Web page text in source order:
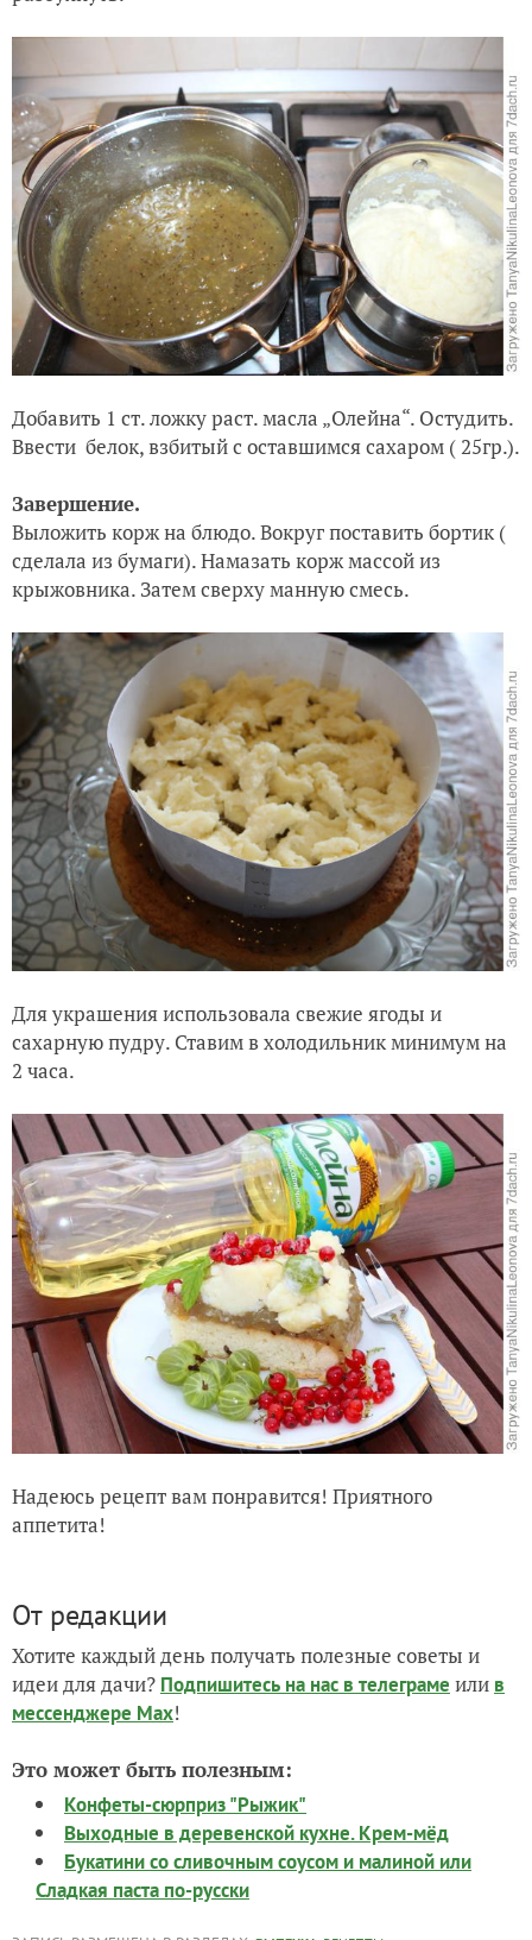
Добавить 1 ст. ложку раст. масла „Олейна“. Остудить.
Ввести белок, взбитый с оставшимся сахаром ( 25гр.).
Завершение.
Выложить корж на блюдо. Вокруг поставить бортик (
сделала из бумаги). Намазать корж массой из
крыжовника. Затем сверху манную смесь.
Для украшения использовала свежие ягоды и
сахарную пудру. Ставим в холодильник минимум на
2 часа.
Надеюсь рецепт вам понравится! Приятного
аппетита!
От редакции
Хотите каждый день получать полезные советы и
идеи для дачи? Подпишитесь на нас в телеграме или в
мессенджере Max!
Это может быть полезным:
Конфеты-сюрприз "Рыжик"
Выходные в деревенской кухне. Крем-мёд
Букатини со сливочным соусом и малиной или
Сладкая паста по-русски